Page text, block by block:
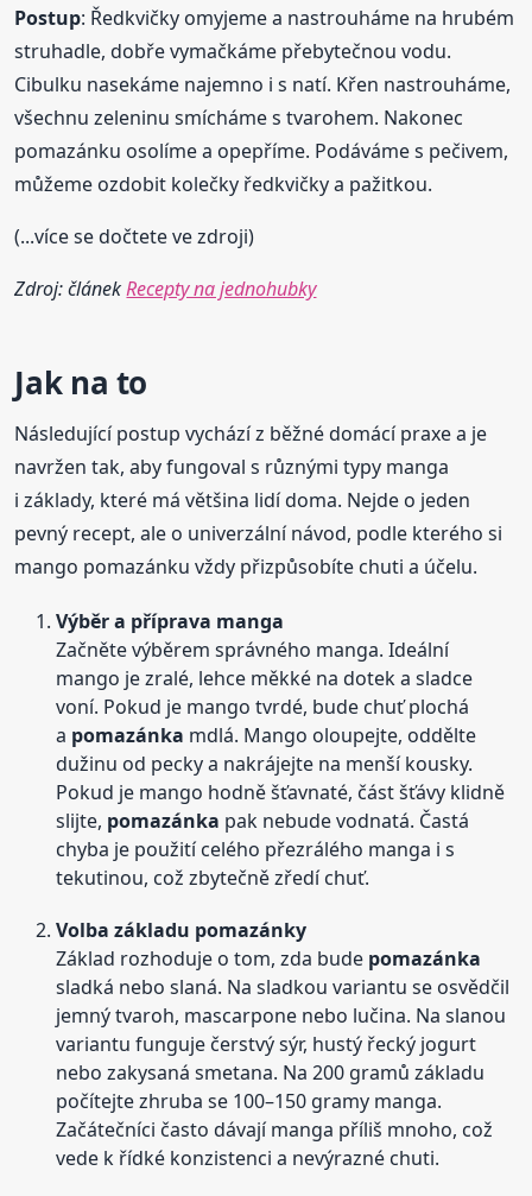
Postup: Ředkvičky omyjeme a nastrouháme na hrubém
struhadle, dobře vymačkáme přebytečnou vodu.
Cibulku nasekáme najemno i s natí. Křen nastrouháme,
všechnu zeleninu smícháme s tvarohem. Nakonec
pomazánku osolíme a opepříme. Podáváme s pečivem,
můžeme ozdobit kolečky ředkvičky a pažitkou.
(...více se dočtete ve zdroji)
Zdroj: článekRecepty na jednohubky
Jak na to
Následující postup vychází z běžné domácí praxe a je
navržen tak, aby fungoval s různými typy manga
i základy, které má většina lidí doma. Nejde o jeden
pevný recept, ale o univerzální návod, podle kterého si
mango pomazánku vždy přizpůsobíte chuti a účelu.
Výběr a příprava manga
Začněte výběrem správného manga. Ideální
mango je zralé, lehce měkké na dotek a sladce
voní. Pokud je mango tvrdé, bude chuť plochá
a pomazánka mdlá. Mango oloupejte, oddělte
dužinu od pecky a nakrájejte na menší kousky.
Pokud je mango hodně šťavnaté, část šťávy klidně
slijte, pomazánka pak nebude vodnatá. Častá
chyba je použití celého přezrálého manga i s
tekutinou, což zbytečně zředí chuť.
Volba základu pomazánky
Základ rozhoduje o tom, zda bude pomazánka
sladká nebo slaná. Na sladkou variantu se osvědčil
jemný tvaroh, mascarpone nebo lučina. Na slanou
variantu funguje čerstvý sýr, hustý řecký jogurt
nebo zakysaná smetana. Na 200 gramů základu
počítejte zhruba se 100–150 gramy manga.
Začátečníci často dávají manga příliš mnoho, což
vede k řídké konzistenci a nevýrazné chuti.